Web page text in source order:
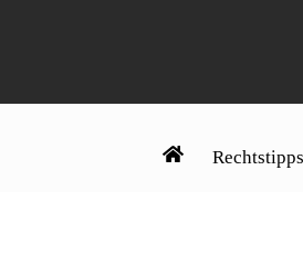
Rechtstipps